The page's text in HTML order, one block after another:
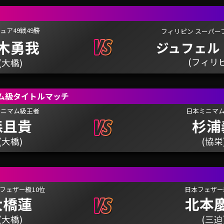
ア49戦49勝
勇我
橋)
フィリピン スーパー
ジュフェル
(フィリ
タイトルマッチ
マム級王者
貴
橋)
日本ミニマ
杉
(協
ェザー級10位
蓮
橋)
日本フェザ
北本
(三